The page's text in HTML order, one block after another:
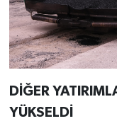
DİĞER
YÜKSELDİ